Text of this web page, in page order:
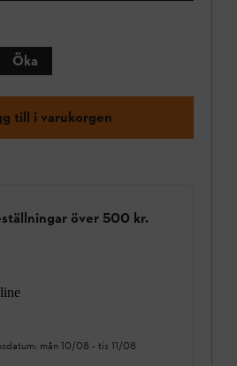
Öka
till i varukorgen
över 500 kr.
mån 10/08 - tis 11/08